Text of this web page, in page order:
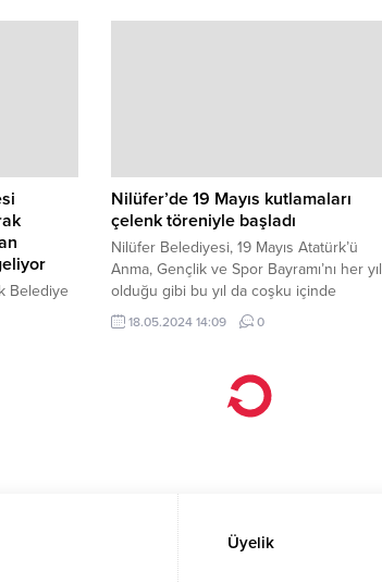
Belediye
İzmir
Nilüfer’de 19 Mayıs kutlamaları
çelenk töreniyle başladı
Nilüfer Belediyesi, 19 Mayıs Atatürk’ü
Anma, Gençlik ve Spor Bayramı’nı her yıl
olduğu gibi bu yıl da coşku içinde
kutluyor.
18.05.2024 14:09 0
Üyelik